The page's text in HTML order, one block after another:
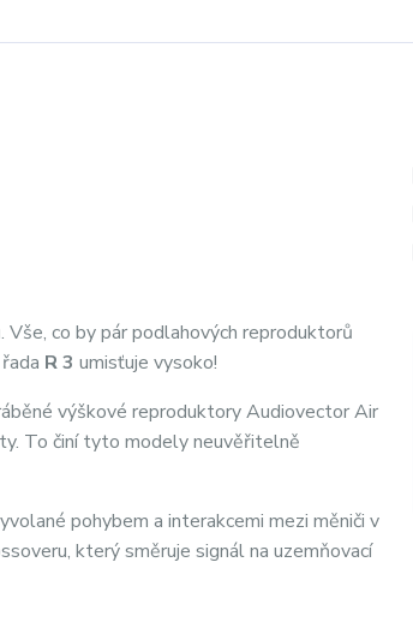
co by pár podlahových reproduktorů
R 3 umisťuje vysoko!
výškové reproduktory Audiovector Air
To činí tyto modely neuvěřitelně
pohybem a interakcemi mezi měniči v
který směruje signál na uzemňovací